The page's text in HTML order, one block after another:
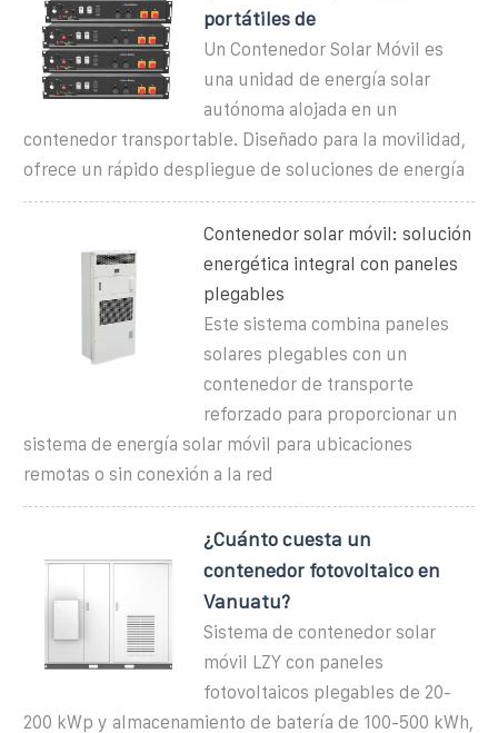
portátiles de
Un Contenedor Solar Móvil es
una unidad de energía solar
autónoma alojada en un
contenedor transportable. Diseñado para la movilidad,
ofrece un rápido despliegue de soluciones de energía
Contenedor solar móvil: solución
energética integral con paneles
plegables
Este sistema combina paneles
solares plegables con un
contenedor de transporte
reforzado para proporcionar un
sistema de energía solar móvil para ubicaciones
remotas o sin conexión a la red
¿Cuánto cuesta un
contenedor fotovoltaico en
Vanuatu?
Sistema de contenedor solar
móvil LZY con paneles
fotovoltaicos plegables de 20-
200 kWp y almacenamiento de batería de 100-500 kWh,